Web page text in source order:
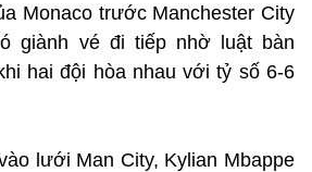
Monaco trước Manchester City
giành vé đi tiếp nhờ luật bàn
hai đội hòa nhau với tỷ số 6-6
lưới Man City, Kylian Mbappe